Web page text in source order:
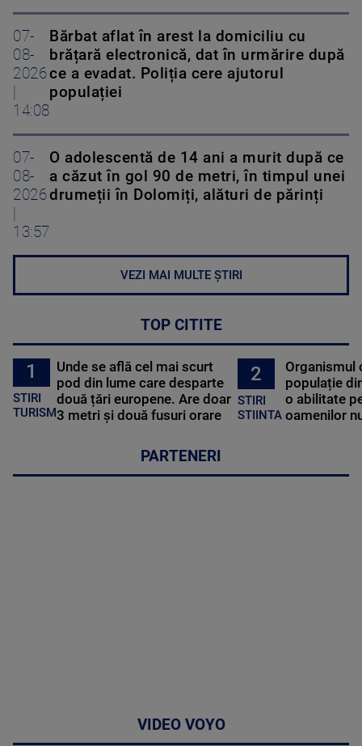
07-
08-
2026
14:08
Bărbat aflat în arest la domiciliu cu
brățară electronică, dat în urmărire după
ce a evadat. Poliția cere ajutorul
populației
07-
08-
2026
13:57
O adolescentă de 14 ani a murit după ce
a căzut în gol 90 de metri, în timpul unei
drumeții în Dolomiți, alături de părinți
VEZI MAI MULTE ȘTIRI
TOP CITITE
1
STIRI
TURISM
Unde se află cel mai scurt
pod din lume care desparte
două țări europene. Are doar
3 metri și două fusuri orare
2
STIRI
STIINTA
Organismul
populație
o abilitate
oamenilor
PARTENERI
VIDEO VOYO